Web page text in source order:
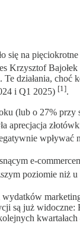
się na
Krzysztof
działania,
i Q1 2025) [1].
(lub o 27%
aprecjacja
e-
poziomie niż
są już